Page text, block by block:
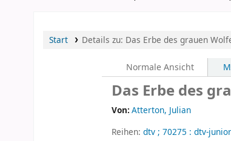
Start Details zu: Das Erbe des grauen
Normale Ansicht
Das Erbe des
Von: Atterton, Julian
Reihen: dtv ; 70275 : dtv-